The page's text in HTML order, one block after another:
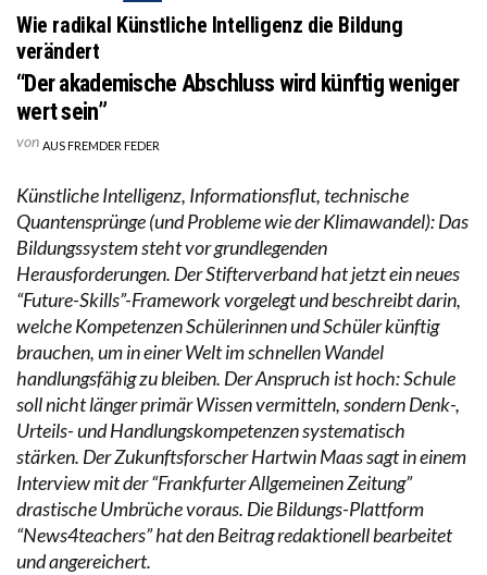
Wie radikal Künstliche Intelligenz die Bildung
verändert
“Der akademische Abschluss wird künftig weniger
wert sein”
von AUS FREMDER FEDER
Künstliche Intelligenz, Informationsflut, technische
Quantensprünge (und Probleme wie der Klimawandel): Das
Bildungssystem steht vor grundlegenden
Herausforderungen. Der Stifterverband hat jetzt ein neues
“Future-Skills”-Framework vorgelegt und beschreibt darin,
welche Kompetenzen Schülerinnen und Schüler künftig
brauchen, um in einer Welt im schnellen Wandel
handlungsfähig zu bleiben. Der Anspruch ist hoch: Schule
soll nicht länger primär Wissen vermitteln, sondern Denk-,
Urteils- und Handlungskompetenzen systematisch
stärken. Der Zukunftsforscher Hartwin Maas sagt in einem
Interview mit der “Frankfurter Allgemeinen Zeitung”
drastische Umbrüche voraus. Die Bildungs-Plattform
“News4teachers” hat den Beitrag redaktionell bearbeitet
und angereichert.